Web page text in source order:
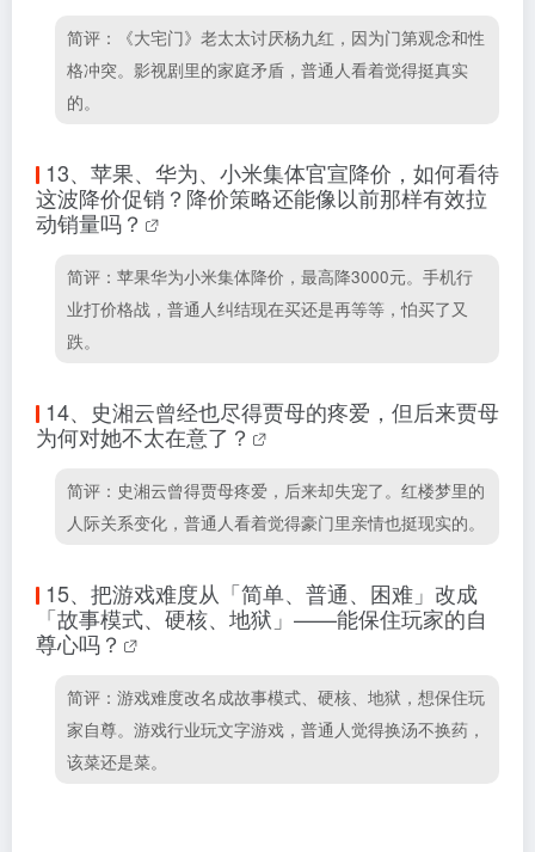
简评：《大宅门》老太太讨厌杨九红，因为门第观念和性
格冲突。影视剧里的家庭矛盾，普通人看着觉得挺真实
的。
13、 苹果、华为、小米集体官宣降价，如何看待
这波降价促销？降价策略还能像以前那样有效拉
动销量吗？
简评：苹果华为小米集体降价，最高降3000元。手机行
业打价格战，普通人纠结现在买还是再等等，怕买了又
跌。
14、 史湘云曾经也尽得贾母的疼爱，但后来贾母
为何对她不太在意了？
简评：史湘云曾得贾母疼爱，后来却失宠了。红楼梦里的
人际关系变化，普通人看着觉得豪门里亲情也挺现实的。
15、 把游戏难度从「简单、普通、困难」改成
「故事模式、硬核、地狱」——能保住玩家的自
尊心吗？
简评：游戏难度改名成故事模式、硬核、地狱，想保住玩
家自尊。游戏行业玩文字游戏，普通人觉得换汤不换药，
该菜还是菜。